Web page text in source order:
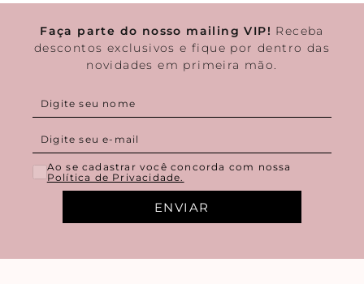
Faça parte do nosso mailing VIP! Receba
descontos exclusivos e fique por dentro das
novidades em primeira mão.
Ao se cadastrar você concorda com nossa
Política de Privacidade.
ENVIAR